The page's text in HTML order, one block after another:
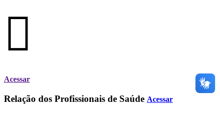
Acessar
Relação dos Profissionais de Saúde Acessar